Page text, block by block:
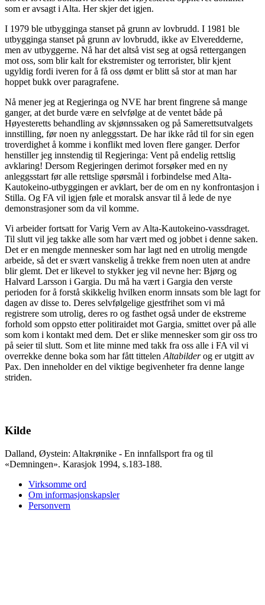
som er avsagt i Alta. Her skjer det igjen.
I 1979 ble utbygginga stanset på grunn av lovbrudd. I 1981 ble
utbygginga stanset på grunn av lovbrudd, ikke av Elveredderne,
men av utbyggerne. Nå har det altså vist seg at også rettergangen
mot oss, som blir kalt for ekstremister og terrorister, blir kjent
ugyldig fordi iveren for å få oss dømt er blitt så stor at man har
hoppet bukk over paragrafene.
Nå mener jeg at Regjeringa og NVE har brent fingrene så mange
ganger, at det burde være en selvfølge at de ventet både på
Høyesteretts behandling av skjønnssaken og på Samerettsutvalgets
innstilling, før noen ny anleggsstart. De har ikke råd til for sin egen
troverdighet å komme i konflikt med loven flere ganger. Derfor
henstiller jeg innstendig til Regjeringa: Vent på endelig rettslig
avklaring! Dersom Regjeringen derimot forsøker med en ny
anleggsstart før alle rettslige spørsmål i forbindelse med Alta-
Kautokeino-utbyggingen er avklart, ber de om en ny konfrontasjon i
Stilla. Og FA vil igjen føle et moralsk ansvar til å lede de nye
demonstrasjoner som da vil komme.
Vi arbeider fortsatt for Varig Vern av Alta-Kautokeino-vassdraget.
Til slutt vil jeg takke alle som har vært med og jobbet i denne saken.
Det er en mengde mennesker som har lagt ned en utrolig mengde
arbeide, så det er svært vanskelig å trekke frem noen uten at andre
blir glemt. Det er likevel to stykker jeg vil nevne her: Bjørg og
Halvard Larsson i Gargia. Du må ha vært i Gargia den verste
perioden for å forstå skikkelig hvilken enorm innsats som ble lagt for
dagen av disse to. Deres selvfølgelige gjestfrihet som vi må
registrere som utrolig, deres ro og fasthet også under de ekstreme
forhold som oppsto etter politiraidet mot Gargia, smittet over på alle
som kom i kontakt med dem. Det er slike mennesker som gir oss tro
på seier til slutt. Som et lite minne med takk fra oss alle i FA vil vi
overrekke denne boka som har fått tittelen Altabilderog er utgitt av
Pax. Den inneholder en del viktige begivenheter fra denne lange
striden.
Kilde
Dalland, Øystein: Altakrønike - En innfallsport fra og til
«Demningen». Karasjok 1994, s.183-188.
Virksomme ord
Om informasjonskapsler
Personvern